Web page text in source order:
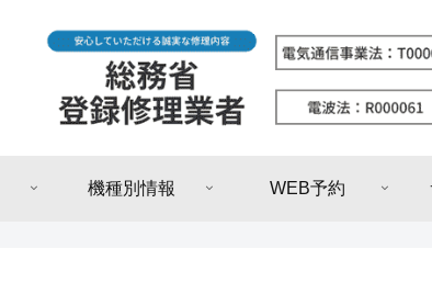
機種別情報 WEB予約